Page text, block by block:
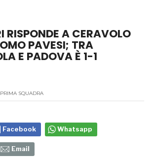
RISPONDE A CERAVOLO
PAVESI; TRA
E PADOVA È 1-1
SQUADRA
Facebook Whatsapp
Email